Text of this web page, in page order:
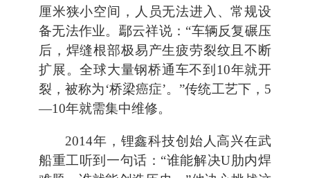
厘米狭小空间，人员无法进入、常规设
备无法作业。鄢云祥说：“车辆反复碾压
后，焊缝根部极易产生疲劳裂纹且不断
扩展。全球大量钢桥通车不到10年就开
裂，被称为‘桥梁癌症’。”传统工艺下，5
—10年就需集中维修。
2014年，锂鑫科技创始人高兴在武
船重工听到一句话：“谁能解决U肋内焊